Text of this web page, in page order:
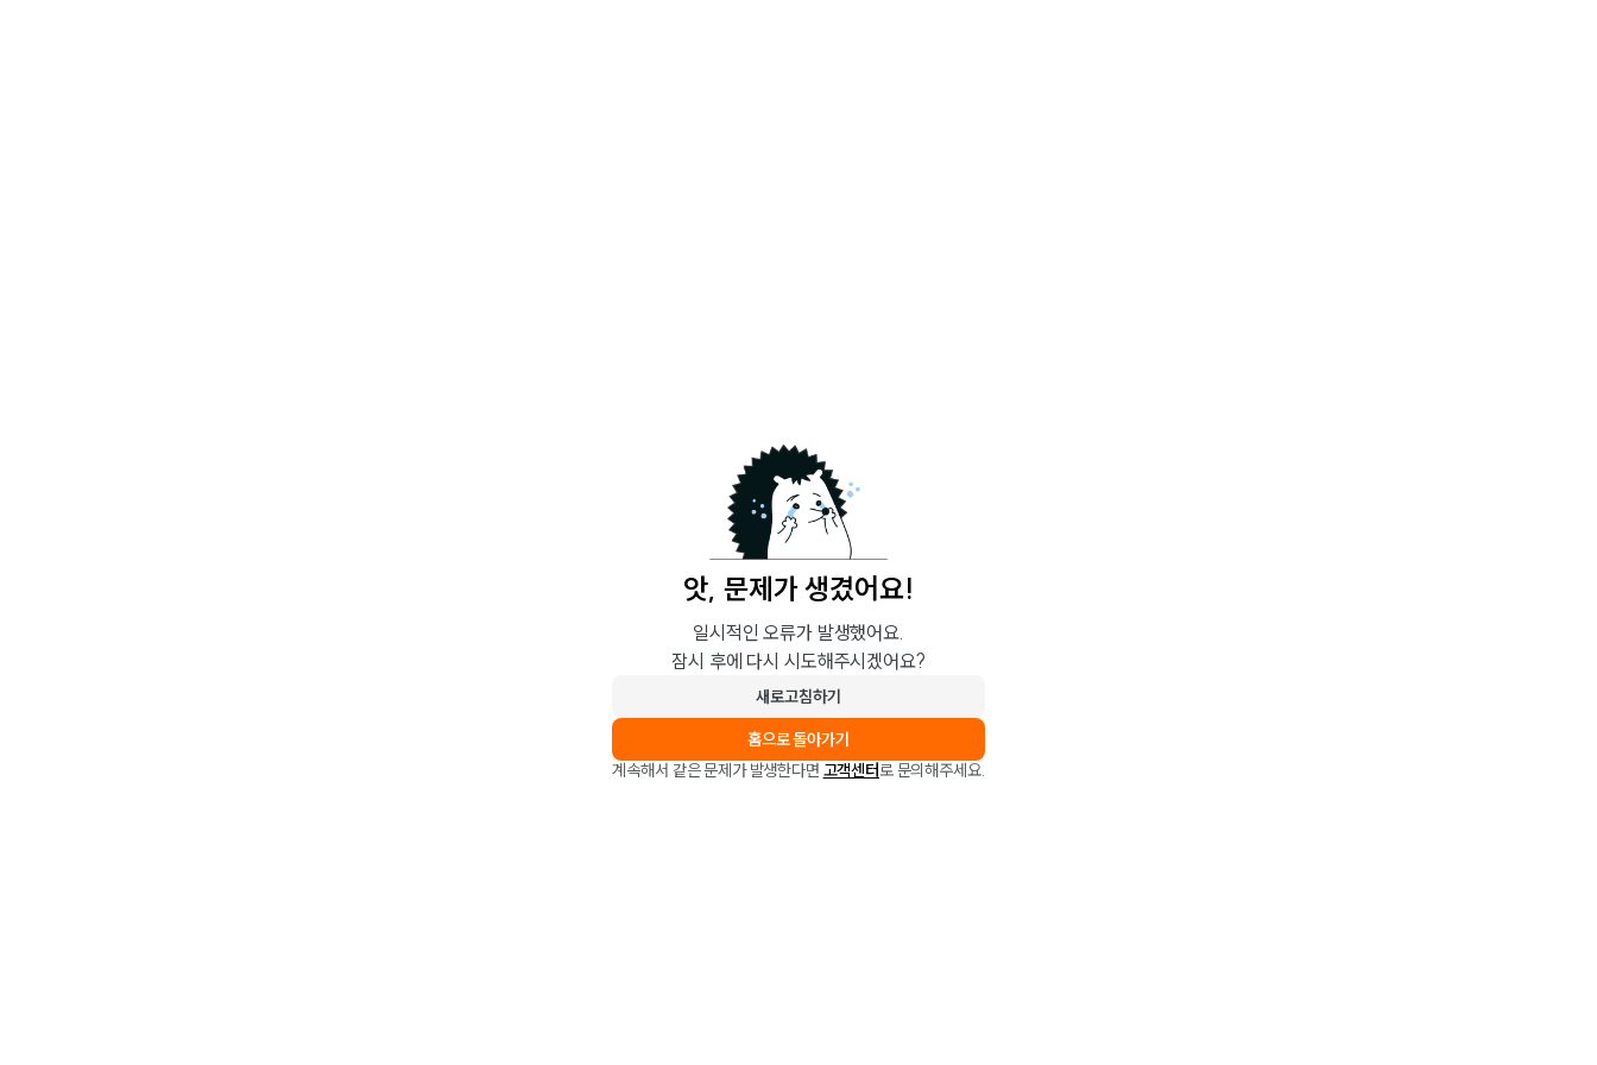
앗, 문제가 생겼어요!
일시적인 오류가 발생했어요.
잠시 후에 다시 시도해주시겠어요?
새로고침하기
홈으로 돌아가기
계속해서 같은 문제가 발생한다면 고객센터로 문의해주세요.